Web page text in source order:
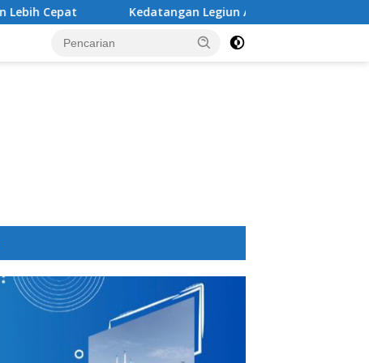
Kedatangan Legiun Asing Baru PSM Makassar Kian Nyata